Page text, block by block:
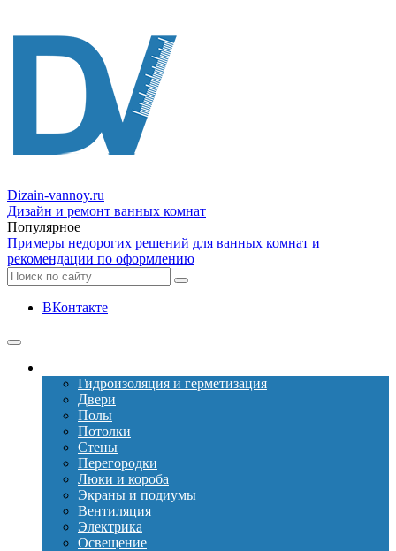
Dizain-vannoy.ru
Дизайн и ремонт ванных комнат
Популярное
Примеры недорогих решений для ванных комнат и
рекомендации по оформлению
ВКонтакте
Гидроизоляция и герметизация
Двери
Полы
Потолки
Стены
Перегородки
Люки и короба
Экраны и подиумы
Вентиляция
Электрика
Освещение